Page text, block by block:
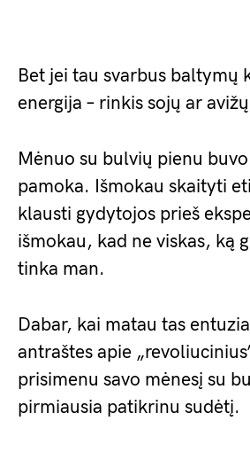
Bet jei tau svarbus baltymų
energija – rinkis sojų ar
Mėnuo su bulvių pienu
pamoka. Išmokau skaityti
klausti gydytojos prieš
išmokau, kad ne viskas, ką
tinka man.
Dabar, kai matau tas
antraštes apie
prisimenu savo mėnesį su
pirmiausia patikrinu sudėtį.